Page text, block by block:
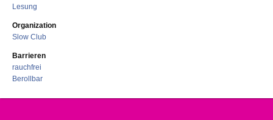
Lesung
Organization
Slow Club
Barrieren
rauchfrei
Berollbar